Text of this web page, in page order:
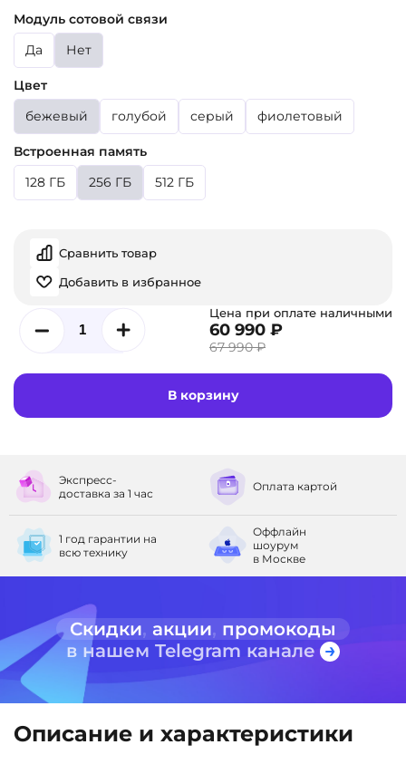
Модуль сотовой связи
Да
Нет
Цвет
бежевый
голубой серый фиолетовый
Встроенная память
128 ГБ
256 ГБ 512 ГБ
Сравнить товар
Добавить в избранное
Цена при оплате наличными
60 990 ₽
67 990 ₽
В корзину
Экспресс-
доставка за 1 час Оплата картой
1 год гарантии на
всю технику
Оффлайн
шоурум
в Москве
Скидки, акции, промокоды
в нашем Telegram канале
Описание и характеристики